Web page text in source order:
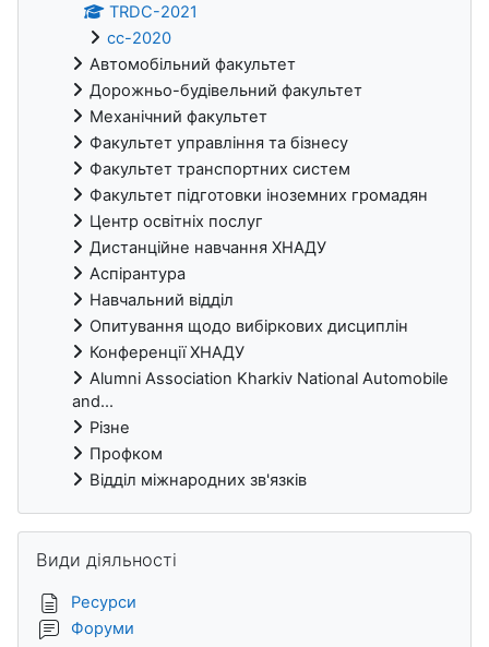
TRDC-2021
cc-2020
Автомобільний факультет
Дорожньо-будівельний факультет
Механічний факультет
Факультет управління та бізнесу
Факультет транспортних систем
Факультет підготовки іноземних громадян
Центр освітніх послуг
Дистанційне навчання ХНАДУ
Аспірантура
Навчальний відділ
Опитування щодо вибіркових дисциплін
Конференції ХНАДУ
Alumni Association Kharkiv National Automobile
and...
Різне
Профком
Відділ міжнародних зв'язків
Види діяльності
Ресурси
Форуми